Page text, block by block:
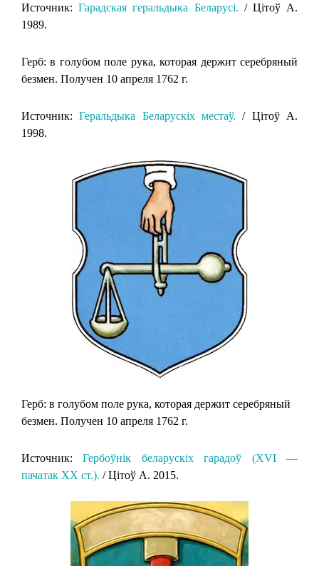
Источник:Гарадская геральдыка Беларусi. / Цiтоў А.
1989.
Герб: в голубом поле рука, которая держит серебряный
безмен. Получен 10 апреля 1762 г.
Источник:Геральдыка Беларускіх местаў. / Цітоў А.
1998.
Герб: в голубом поле рука, которая держит серебряный
безмен. Получен 10 апреля 1762 г.
Источник:Гербоўнік беларускіх гарадоў (XVI —
пачатак XX ст.). / Цітоў А. 2015.